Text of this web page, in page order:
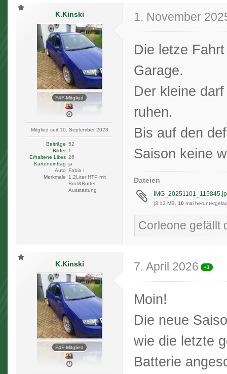
K.Kinski
F4F-Mitglied
Mitglied seit 10. September 2023
Beiträge 52
Bilder 1
Erhaltene Likes 26
Karteneintrag ja
Auto Fabia I
Merkmale
1,2Liter HTP mit
Brot&Butter
Ausstattung
1. November
Die letze
Garage.
Der kleine
ruhen.
Bis auf den
Saison keine
Dateien
(3,13 MB, 10 mal
Corleone gefällt
K.Kinski
F4F-Mitglied
7. April 2026 +1
Moin!
Die neue
wie die letzte
Batterie